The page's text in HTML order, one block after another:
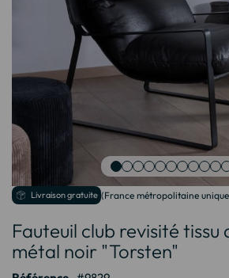
Passer
début
la
Livraison gratuite (France métropolitaine
Fauteuil club revisité
métal noir "Torsten"